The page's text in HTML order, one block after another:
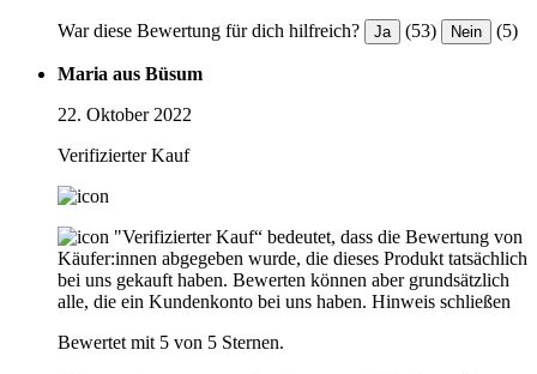
War diese Bewertung für dich hilfreich? Ja (53) Nein (5)
Maria aus Büsum
22. Oktober 2022
Verifizierter Kauf
"Verifizierter Kauf“ bedeutet, dass die Bewertung von
Käufer:innen abgegeben wurde, die dieses Produkt tatsächlich
bei uns gekauft haben. Bewerten können aber grundsätzlich
alle, die ein Kundenkonto bei uns haben. Hinweis schließen
Bewertet mit 5 von 5 Sternen.